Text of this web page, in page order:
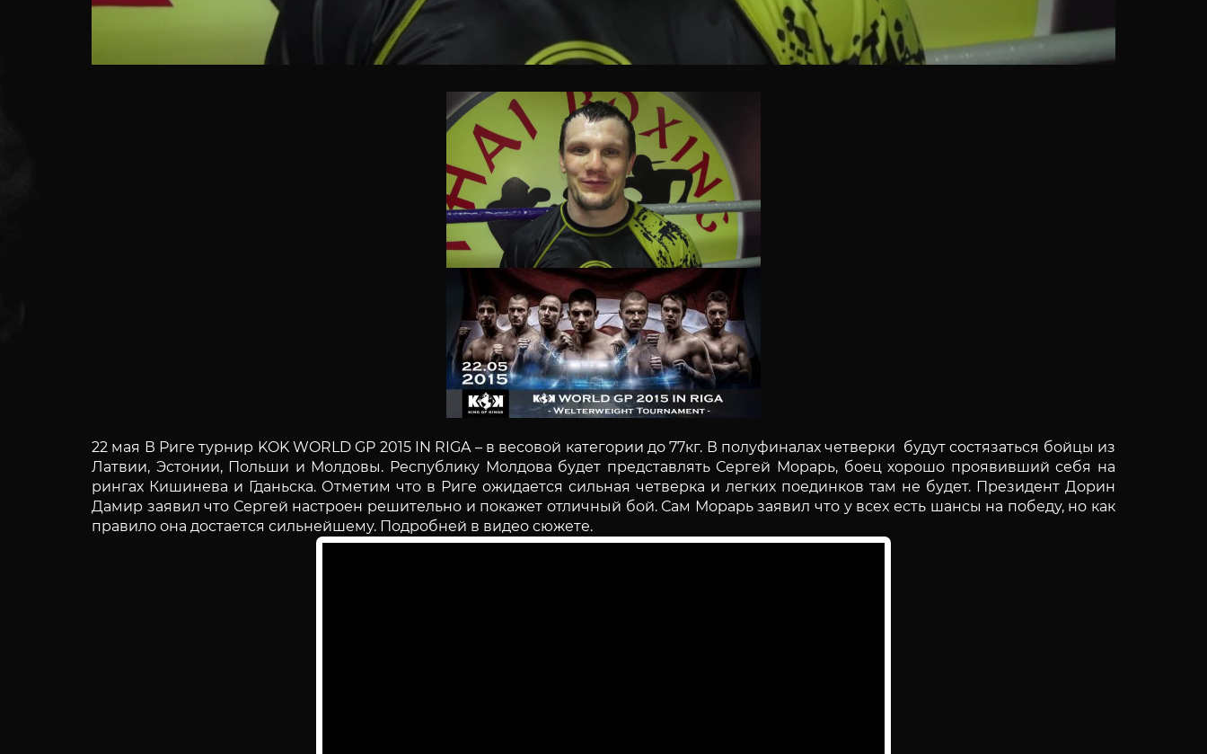
22 мая В Риге турнир KOK WORLD GP 2015 IN RIGA – в весовой категории до 77кг. В полуфиналах четверки будут состязаться бойцы из
Латвии, Эстонии, Польши и Молдовы. Республику Молдова будет представлять Сергей Морарь, боец хорошо проявивший себя на
рингах Кишинева и Гданьска. Отметим что в Риге ожидается сильная четверка и легких поединков там не будет. Президент Дорин
Дамир заявил что Сергей настроен решительно и покажет отличный бой. Сам Морарь заявил что у всех есть шансы на победу, но как
правило она достается сильнейшему. Подробней в видео сюжете.